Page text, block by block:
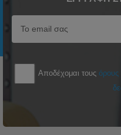
Αποδέχομαι τους όρους